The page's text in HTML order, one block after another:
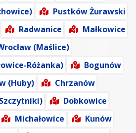
Pustków Żurawski
Radwanice
Małkowice
(Maślice)
Różanka)
Bogunów
(Huby)
Chrzanów
Dobkowice
Michałowice
Kunów